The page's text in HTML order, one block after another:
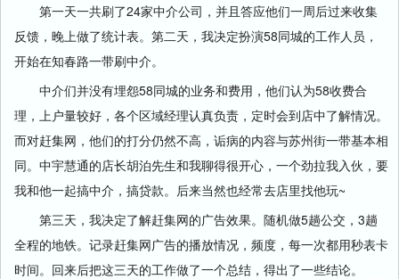
第一天一共刷了24家中介公司，并且答应他们一周后过来收集
反馈，晚上做了统计表。第二天，我决定扮演58同城的工作人员，
开始在知春路一带刷中介。
中介们并没有埋怨58同城的业务和费用，他们认为58收费合
理，上户量较好，各个区域经理认真负责，定时会到店中了解情况。
而对赶集网，他们的打分仍然不高，诟病的内容与苏州街一带基本相
同。中宇慧通的店长胡泊先生和我聊得很开心，一个劲拉我入伙，要
我和他一起搞中介，搞贷款。后来当然也经常去店里找他玩~
第三天，我决定了解赶集网的广告效果。随机做5趟公交，3趟
全程的地铁。记录赶集网广告的播放情况，频度，每一次都用秒表卡
时间。回来后把这三天的工作做了一个总结，得出了一些结论。